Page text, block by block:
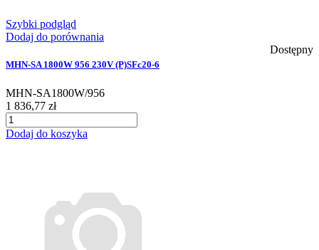
Szybki podgląd
Dodaj do porównania
Dostępny
MHN-SA 1800W 956 230V (P)SFc20-6
MHN-SA1800W/956
1 836,77 zł
Dodaj do koszyka